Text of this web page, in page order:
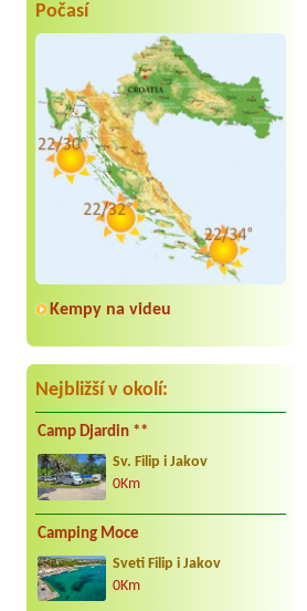
Počasí
Kempy na videu
Nejbližší v okolí:
Camp Djardin **
Sv. Filip i Jakov
0Km
Camping Moce
Sveti Filip i Jakov
0Km